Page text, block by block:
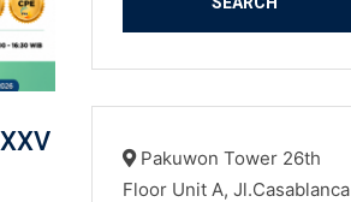
Pakuwon Tower 26th
Floor Unit A, Jl.Casablanca